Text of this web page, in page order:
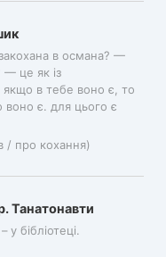
в османа? —
— це як із
в тебе воно є, то
воно є. для цього є
/ про кохання)
Танатонавти
у бібліотеці.